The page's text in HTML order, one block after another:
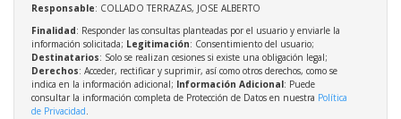
Responsable: COLLADO TERRAZAS, JOSE ALBERTO
Finalidad: Responder las consultas planteadas por el usuario y enviarle la
información solicitada; Legitimación: Consentimiento del usuario;
Destinatarios: Solo se realizan cesiones si existe una obligación legal;
Derechos: Acceder, rectificar y suprimir, así como otros derechos, como se
indica en la información adicional; Información Adicional: Puede
consultar la información completa de Protección de Datos en nuestra Política
de Privacidad